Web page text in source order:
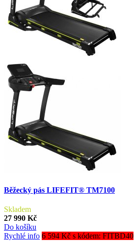
Běžecký pás LIFEFIT® TM7100
Skladem
27 990 Kč
Do košíku
Rychlé info 6 594 Kč s kódem: FITBD40